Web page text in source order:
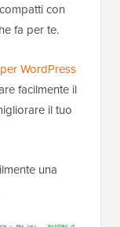
con
fa per te.
WordPress
facilmente il
il tuo
una